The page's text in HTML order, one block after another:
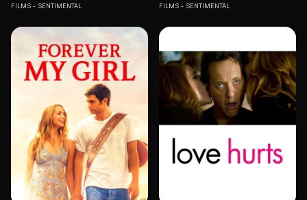
FILMS SENTIMENTAL FILMS SENTIMENTAL